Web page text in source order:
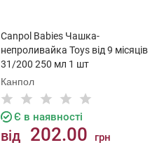
Canpol Babies Чашка-
непроливайка Toys від 9 місяців
31/200 250 мл 1 шт
Канпол
Є в наявності
від 202.00 грн